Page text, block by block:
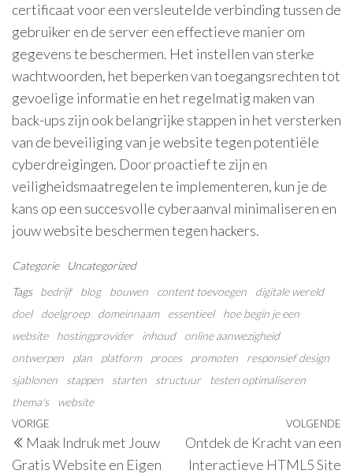
certificaat voor een versleutelde verbinding tussen de
gebruiker en de server een effectieve manier om
gegevens te beschermen. Het instellen van sterke
wachtwoorden, het beperken van toegangsrechten tot
gevoelige informatie en het regelmatig maken van
back-ups zijn ook belangrijke stappen in het versterken
van de beveiliging van je website tegen potentiële
cyberdreigingen. Door proactief te zijn en
veiligheidsmaatregelen te implementeren, kun je de
kans op een succesvolle cyberaanval minimaliseren en
jouw website beschermen tegen hackers.
Categorie
Uncategorized
Tags
bedrijf blog bouwen content toevoegen
digitale wereld
doel
doelgroep domeinnaam essentieel
hoe begin je een
website
hostingprovider inhoud
online aanwezigheid
ontwerpen
plan platform proces promoten
responsief design
sjablonen
stappen starten structuur
testen optimaliseren
thema's
website
Berichtnavigatie
Vorig
bericht
VORIGE
Maak Indruk met Jouw
Gratis Website en Eigen
VOLGENDE
Ontdek de Kracht van een
Interactieve HTML5 Site